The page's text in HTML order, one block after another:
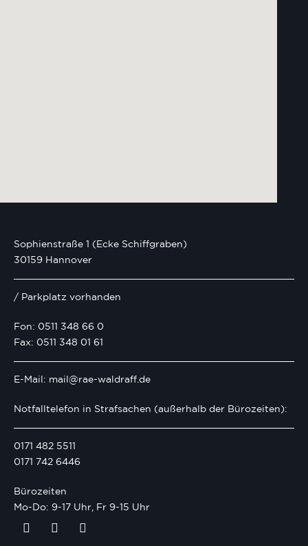
Sophienstraße 1 (Ecke Schiffgraben)
30159 Hannover
/ Parkplatz vorhanden
Fon: 0511 348 66 0
Fax: 0511 348 01 61
E-Mail: mail@rae-waldraff.de
Notfalltelefon in Strafsachen (außerhalb der Bürozeiten):
0171 482 5511
0171 742 6446
Bürozeiten
Mo-Do: 9-17 Uhr, Fr 9-15 Uhr